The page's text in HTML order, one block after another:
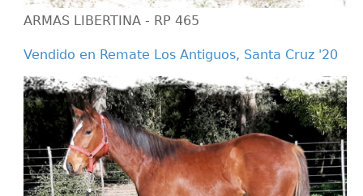
ARMAS LIBERTINA - RP 465
Vendido en Remate Los Antiguos, Santa Cruz '20